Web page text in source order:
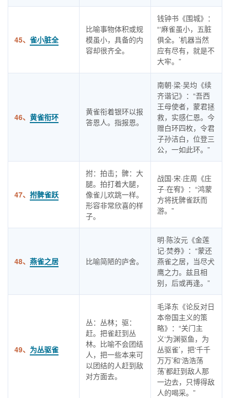
45、 雀小脏全
比喻事物体积或规
模虽小，具备的内
容却很齐全。
钱钟书《围城》：
“‘麻雀虽小，五脏
俱全。’机器当然
应有尽有，就是不
大牢。”
46、 黄雀衔环
黄雀衔着银环以报
答恩人。指报恩。
南朝·梁·吴均《续
齐谐记》：“吾西
王母使者，蒙君拯
救，实感仁恩。今
赠白环四枚，令君
子孙洁白，位登三
公，一如此环。”
47、 拊髀雀跃
拊：拍击；髀：大
腿。拍打着大腿，
像雀儿欢跳一样。
形容非常欣喜的样
子。
战国·宋·庄周《庄
子·在宥》：“鸿蒙
方将抚髀雀跃而
游。”
48、 燕雀之居 比喻简陋的庐舍。
明·陈汝元《金莲
记·焚券》：“蒙还
燕雀之居，当尽犬
鹰之力。兹且相
别，后或再逢。”
49、 为丛驱雀
丛：丛林；驱：
赶。把雀赶到丛
林。比喻不会团结
人，把一些本来可
以团结的人赶到敌
对方面去。
毛泽东《论反对日
本帝国主义的策
略》：“关门主
义‘为渊驱鱼，为
丛驱雀’，把‘千千
万万’和‘浩浩荡
荡’都赶到敌人那
一边去，只博得敌
人的喝采。”